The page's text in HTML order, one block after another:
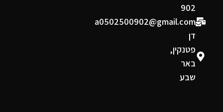
902
a0502500902@gmail.com
דן
פטנקין,
באר
שבע